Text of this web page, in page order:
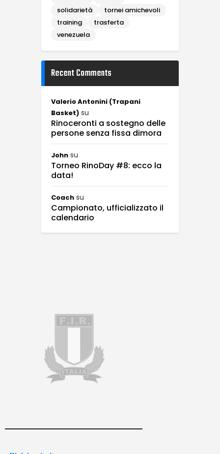
solidarietà
tornei amichevoli
training
trasferta
venezuela
Recent Comments
Valerio Antonini (Trapani
Basket) su
Rinoceronti a sostegno delle
persone senza fissa dimora
John su
Torneo RinoDay #8: ecco la
data!
Coach su
Campionato, ufficializzato il
calendario